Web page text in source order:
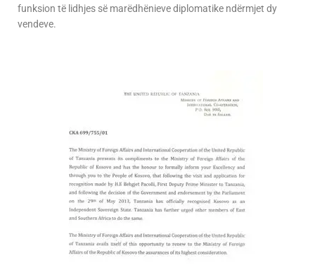
funksion të lidhjes së marëdhënieve diplomatike ndërmjet dy
vendeve.